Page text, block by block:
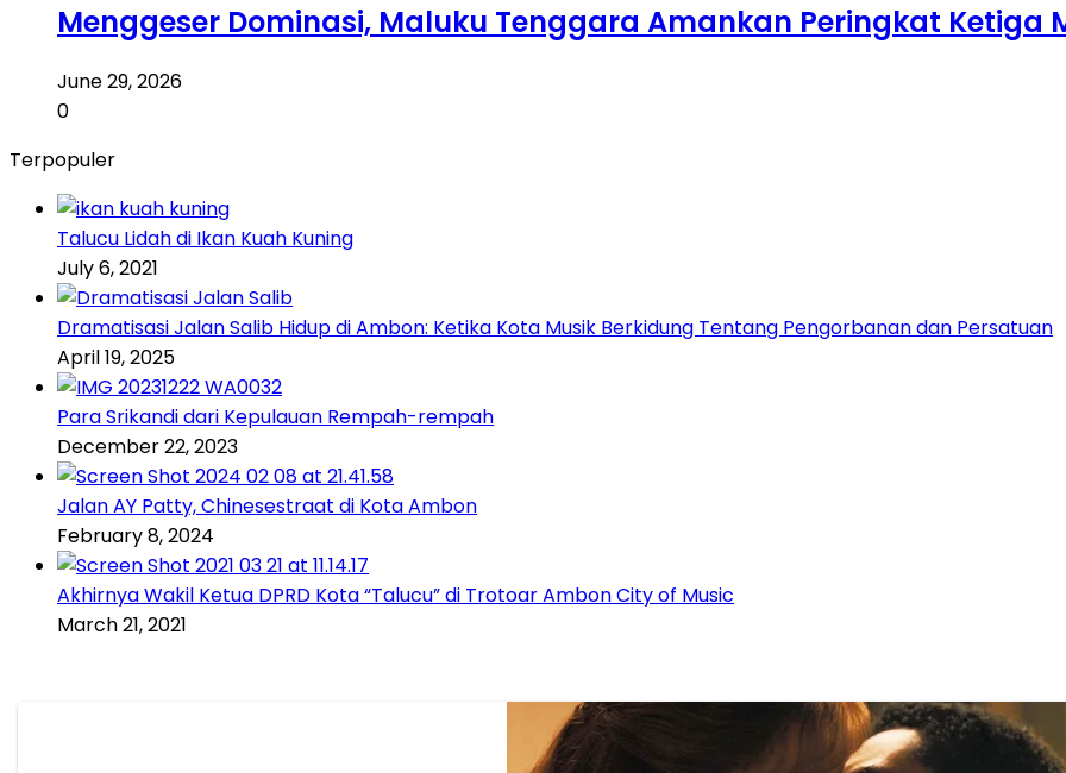
Menggeser Dominasi, Maluku Tenggara Amankan Peringkat Ketiga
June 29, 2026
0
Terpopuler
Talucu Lidah di Ikan Kuah Kuning
July 6, 2021
Dramatisasi Jalan Salib Hidup di Ambon: Ketika Kota Musik Berkidung Tentang Pengorbanan dan Persatuan
April 19, 2025
Para Srikandi dari Kepulauan Rempah-rempah
December 22, 2023
Jalan AY Patty, Chinesestraat di Kota Ambon
February 8, 2024
Akhirnya Wakil Ketua DPRD Kota “Talucu” di Trotoar Ambon City of Music
March 21, 2021